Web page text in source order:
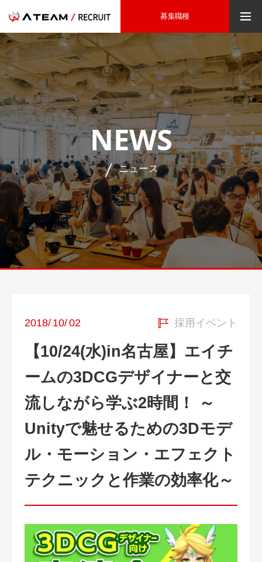
募集職種
NEWS
ニュース
採用イベント
2018/ 10/02
【10/24(水)in名古屋】エイチ
ームの3DCGデザイナーと交
流しながら学ぶ2時間！ ～
Unityで魅せるための3Dモデ
ル・モーション・エフェクト
テクニックと作業の効率化～